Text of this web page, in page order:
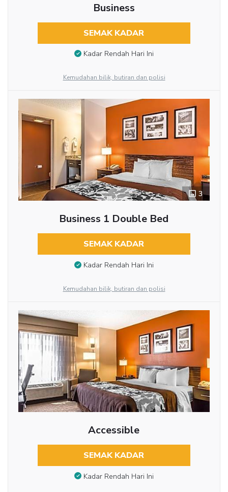
Business
SEMAK KADAR
Kadar Rendah Hari Ini
Kemudahan bilik, butiran dan polisi
3
Business 1 Double Bed
SEMAK KADAR
Kadar Rendah Hari Ini
Kemudahan bilik, butiran dan polisi
Accessible
SEMAK KADAR
Kadar Rendah Hari Ini